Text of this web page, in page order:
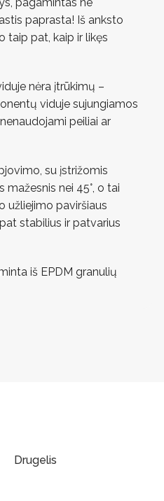
paprasta! Iš anksto
taip pat, kaip ir likęs
nėra įtrūkimų –
viduje sujungiamos
peiliai ar
su įstrižomis
mažesnis nei 45°, o tai
užliejimo paviršiaus
stabilius ir patvarius
iš EPDM granulių
Drugelis